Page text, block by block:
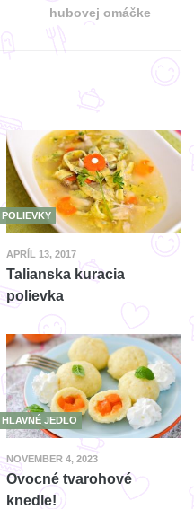
hubovej omáčke
POLIEVKY
APRÍL 13, 2017
Talianska kuracia
polievka
HLAVNÉ JEDLO
NOVEMBER 4, 2023
Ovocné tvarohové
knedle!